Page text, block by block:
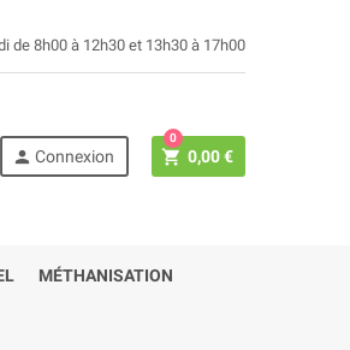
de 8h00 à 12h30 et 13h30 à 17h00
person Connexion shopping_cart 0,00 €
0
MÉTHANISATION